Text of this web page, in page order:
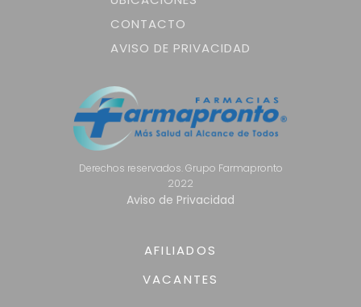
CONTACTO
AVISO DE PRIVACIDAD
Derechos reservados. Grupo Farmapronto
2022
Aviso de Privacidad
AFILIADOS
VACANTES